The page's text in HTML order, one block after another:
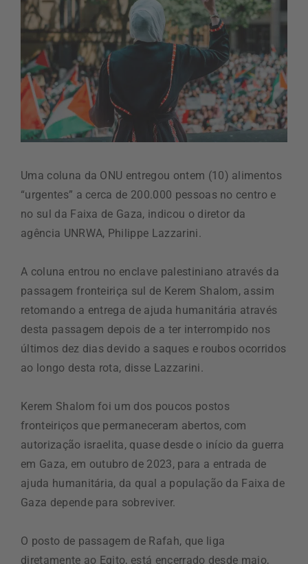
Uma coluna da ONU entregou ontem (10) alimentos
“urgentes” a cerca de 200.000 pessoas no centro e
no sul da Faixa de Gaza, indicou o diretor da
agência UNRWA, Philippe Lazzarini.
A coluna entrou no enclave palestiniano através da
passagem fronteiriça sul de Kerem Shalom, assim
retomando a entrega de ajuda humanitária através
desta passagem depois de a ter interrompido nos
últimos dez dias devido a saques e roubos ocorridos
ao longo desta rota, disse Lazzarini.
Kerem Shalom foi um dos poucos postos
fronteiriços que permaneceram abertos, com
autorização israelita, quase desde o início da guerra
em Gaza, em outubro de 2023, para a entrada de
ajuda humanitária, da qual a população da Faixa de
Gaza depende para sobreviver.
O posto de passagem de Rafah, que liga
diretamente ao Egito, está encerrado desde maio,